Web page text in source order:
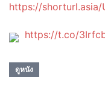
https://shorturl.asia/
https://t.co/
ดูหนัง